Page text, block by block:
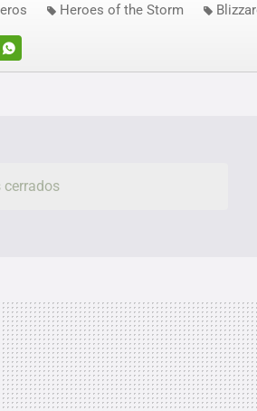
Heroes of the Storm
cerrados